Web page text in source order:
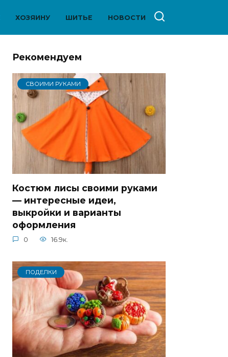
ХОЗЯИНУ ШИТЬЕ НОВОСТИ
Рекомендуем
СВОИМИ РУКАМИ
Костюм лисы своими руками
— интересные идеи,
выкройки и варианты
оформления
0 16.9к.
ПОДЕЛКИ